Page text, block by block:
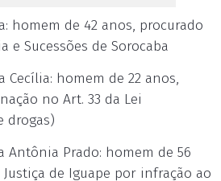
homem de 42 anos, procurado
e Sucessões de Sorocaba
Cecília: homem de 22 anos,
no Art. 33 da Lei
drogas)
Antônia Prado: homem de 56
de Iguape por infração ao